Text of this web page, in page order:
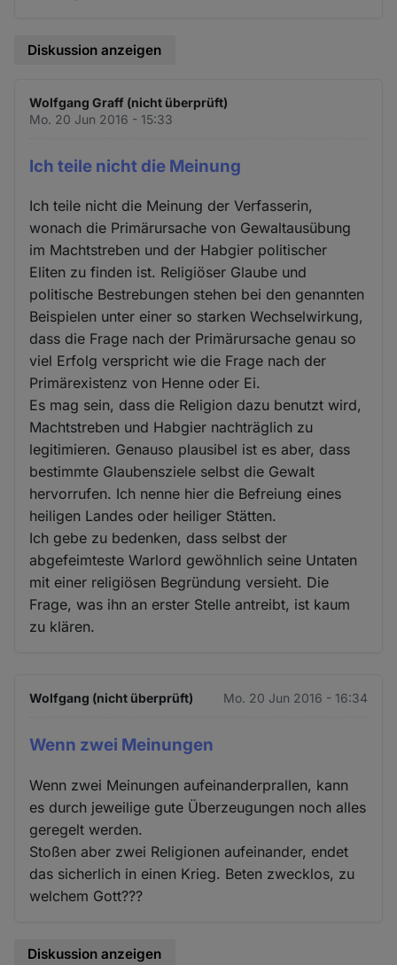
Diskussion anzeigen
Wolfgang Graff (nicht überprüft)
Mo. 20 Jun 2016 - 15:33
Ich teile nicht die Meinung
Ich teile nicht die Meinung der Verfasserin,
wonach die Primärursache von Gewaltausübung
im Machtstreben und der Habgier politischer
Eliten zu finden ist. Religiöser Glaube und
politische Bestrebungen stehen bei den genannten
Beispielen unter einer so starken Wechselwirkung,
dass die Frage nach der Primärursache genau so
viel Erfolg verspricht wie die Frage nach der
Primärexistenz von Henne oder Ei.
Es mag sein, dass die Religion dazu benutzt wird,
Machtstreben und Habgier nachträglich zu
legitimieren. Genauso plausibel ist es aber, dass
bestimmte Glaubensziele selbst die Gewalt
hervorrufen. Ich nenne hier die Befreiung eines
heiligen Landes oder heiliger Stätten.
Ich gebe zu bedenken, dass selbst der
abgefeimteste Warlord gewöhnlich seine Untaten
mit einer religiösen Begründung versieht. Die
Frage, was ihn an erster Stelle antreibt, ist kaum
zu klären.
Wolfgang (nicht überprüft) Mo. 20 Jun 2016 - 16:34
Wenn zwei Meinungen
Wenn zwei Meinungen aufeinanderprallen, kann
es durch jeweilige gute Überzeugungen noch alles
geregelt werden.
Stoßen aber zwei Religionen aufeinander, endet
das sicherlich in einen Krieg. Beten zwecklos, zu
welchem Gott???
Diskussion anzeigen